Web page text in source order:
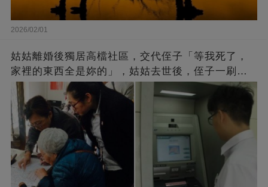
2026/02/01
姑姑離婚後獨居高檔社區，交代侄子「等我死了，
家裡的東西全是妳的」，姑姑去世後，侄子一刷銀
行卡傻眼了